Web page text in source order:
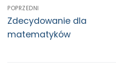
POPRZEDNI
Zdecydowanie dla
matematyków